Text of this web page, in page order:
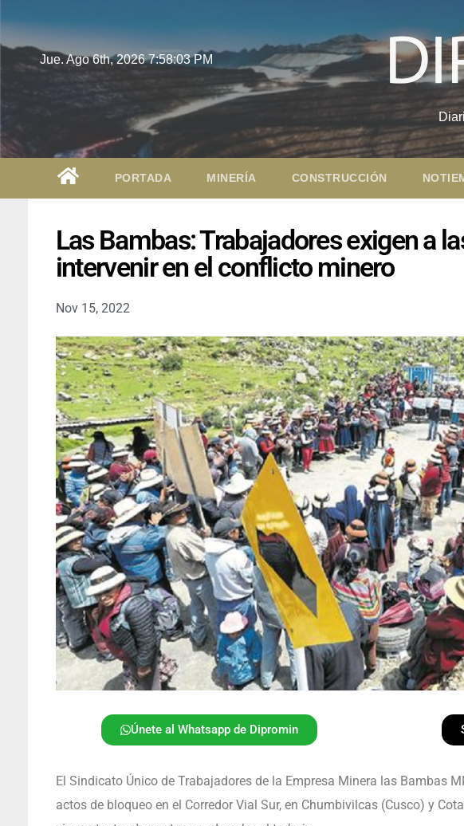
Jue. Ago 6th, 20267:58:05 PM
PORTADA MINERÍA CONSTRUCCIÓN
Las Bambas: Trabajadores exigen a
intervenir en el conflicto minero
Nov 15, 2022
Únete al Whatsapp de Dipromin
El Sindicato Único de Trabajadores de la Empresa Minera las Bambas
actos de bloqueo en el Corredor Vial Sur, en Chumbivilcas (Cusco) y